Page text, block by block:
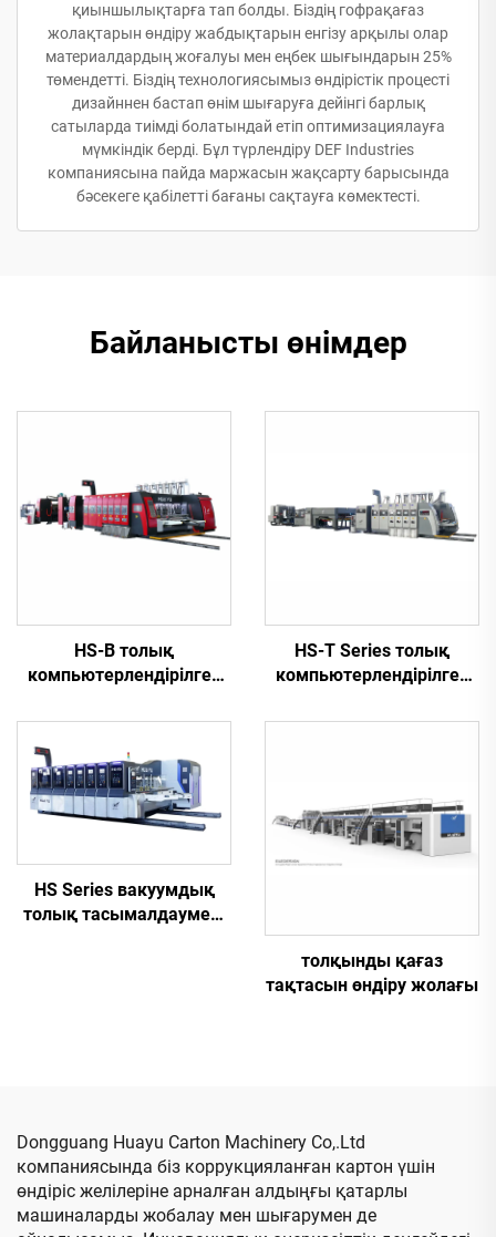
қиыншылықтарға тап болды. Біздің гофрақағаз
жолақтарын өндіру жабдықтарын енгізу арқылы олар
материалдардың жоғалуы мен еңбек шығындарын 25%
төмендетті. Біздің технологиясымыз өндірістік процесті
дизайннен бастап өнім шығаруға дейінгі барлық
сатыларда тиімді болатындай етіп оптимизациялауға
мүмкіндік берді. Бұл түрлендіру DEF Industries
компаниясына пайда маржасын жақсарту барысында
бәсекеге қабілетті бағаны сақтауға көмектесті.
Байланысты өнімдер
HS-B толық
компьютерлендірілген
жылдамдықта жұмыс
істейтін автоматты
басып шығару және
желімдеу машинасы
HS-T Series толық
компьютерлендірілген
басып шығару, желімдеу
қораптар үшін)
HS Series вакуумдық
толық тасымалдаумен,
толқынды қағаз
тақтасын өндіру жолағы
Dongguang Huayu Carton Machinery Co,.Ltd
компаниясында біз коррукцияланған картон үшін
өндіріс желілеріне арналған алдыңғы қатарлы
машиналарды жобалау мен шығарумен де